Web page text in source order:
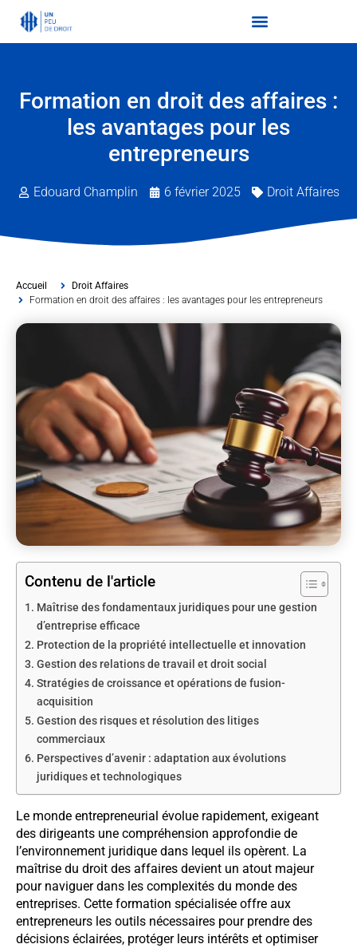
Formation en droit des affaires :
les avantages pour les
entrepreneurs
Edouard Champlin 6 février 2025 Droit Affaires
Accueil
Droit Affaires
Formation en droit des affaires : les avantages pour les entrepreneurs
Contenu de l'article
Maîtrise des fondamentaux juridiques pour une gestion
d’entreprise efficace
Protection de la propriété intellectuelle et innovation
Gestion des relations de travail et droit social
Stratégies de croissance et opérations de fusion-
acquisition
Gestion des risques et résolution des litiges
commerciaux
Perspectives d’avenir : adaptation aux évolutions
juridiques et technologiques
Le monde entrepreneurial évolue rapidement, exigeant
des dirigeants une compréhension approfondie de
l’environnement juridique dans lequel ils opèrent. La
maîtrise du droit des affaires devient un atout majeur
pour naviguer dans les complexités du monde des
entreprises. Cette formation spécialisée offre aux
entrepreneurs les outils nécessaires pour prendre des
décisions éclairées, protéger leurs intérêts et optimiser